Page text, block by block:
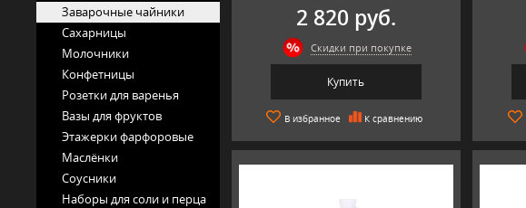
Заварочные чайники
Сахарницы
Молочники
Конфетницы
Розетки для варенья
Вазы для фруктов
Этажерки фарфоровые
Маслёнки
Соусники
Наборы для соли и перца
2 820 руб.
Скидки при покупке
Купить
В избранное К сравнению